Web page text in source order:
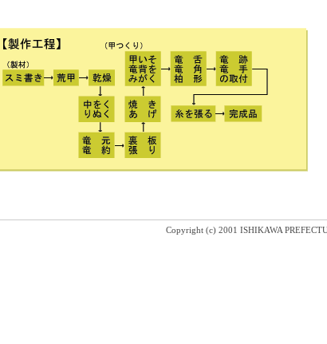
Copyright (c) 2001 ISHIKAWA